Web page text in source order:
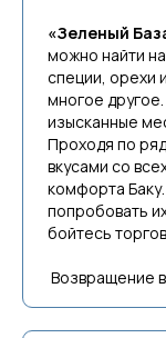
«Зеленый
можно найти
специи, орехи
многое
изысканные
Проходя по
вкусами со
комфорта
попробовать
бойтесь
Возвращение